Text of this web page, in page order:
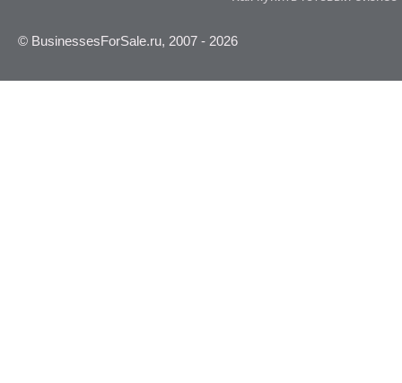
© BusinessesForSale.ru, 2007 - 2026